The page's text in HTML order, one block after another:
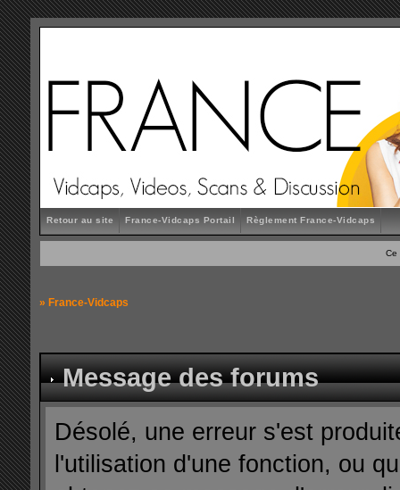
Retour au site France-Vidcaps Portail Règlement France-Vidcaps
Ce
» France-Vidcaps
Message des forums
Désolé, une erreur s'est
l'utilisation d'une fonction, ou